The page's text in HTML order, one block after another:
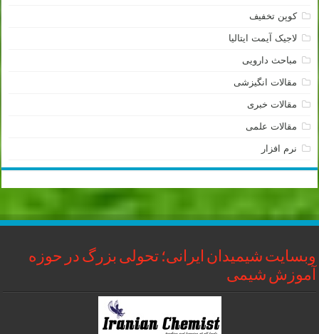
کوپن تخفیف
لاجیک آیمت ایتالیا
مباحث دارویی
مقالات انگیزشی
مقالات خبری
مقالات علمی
نرم افزار
وبسایت شیمیدان ایرانی؛ تحولی بزرگ در حوزه
آموزش شیمی